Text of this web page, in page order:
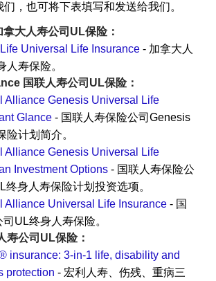
，也可将下表填写和发送给我们。
大人寿公司UL保险：
Universal Life Insurance - 加拿大人
人寿保险。
国联人寿公司UL保险：
Alliance Genesis Universal Life
Glance - 国联人寿保险公司Genesis
险计划简介。
Alliance Genesis Universal Life
Investment Options - 国联人寿保险公
终身人寿保险计划投资选项。
Alliance Universal Life Insurance - 国
UL终身人寿保险。
寿公司UL保险：
insurance: 3-in-1 life, disability and
protection - 宏利人寿、伤残、重病三